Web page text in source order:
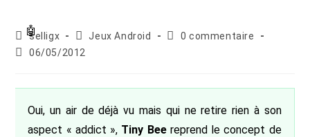
Auteur/autrice
de
selligx
Post
category:
Jeux Android
Commentaires
0 commentaire
Publication
06/05/2012
Oui, un air de déjà vu mais qui ne retire rien à son
aspect « addict », Tiny Beereprend le concept de